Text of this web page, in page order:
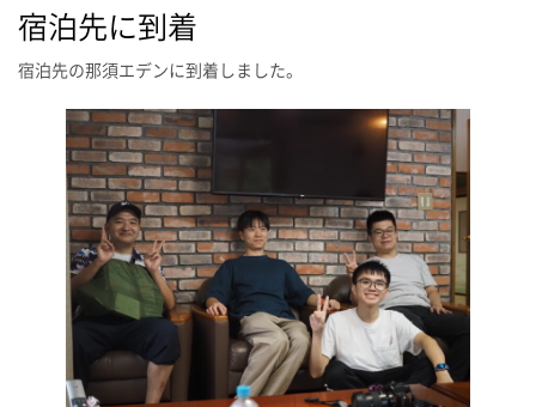
宿泊先に到着
宿泊先の那須エデンに到着しました。